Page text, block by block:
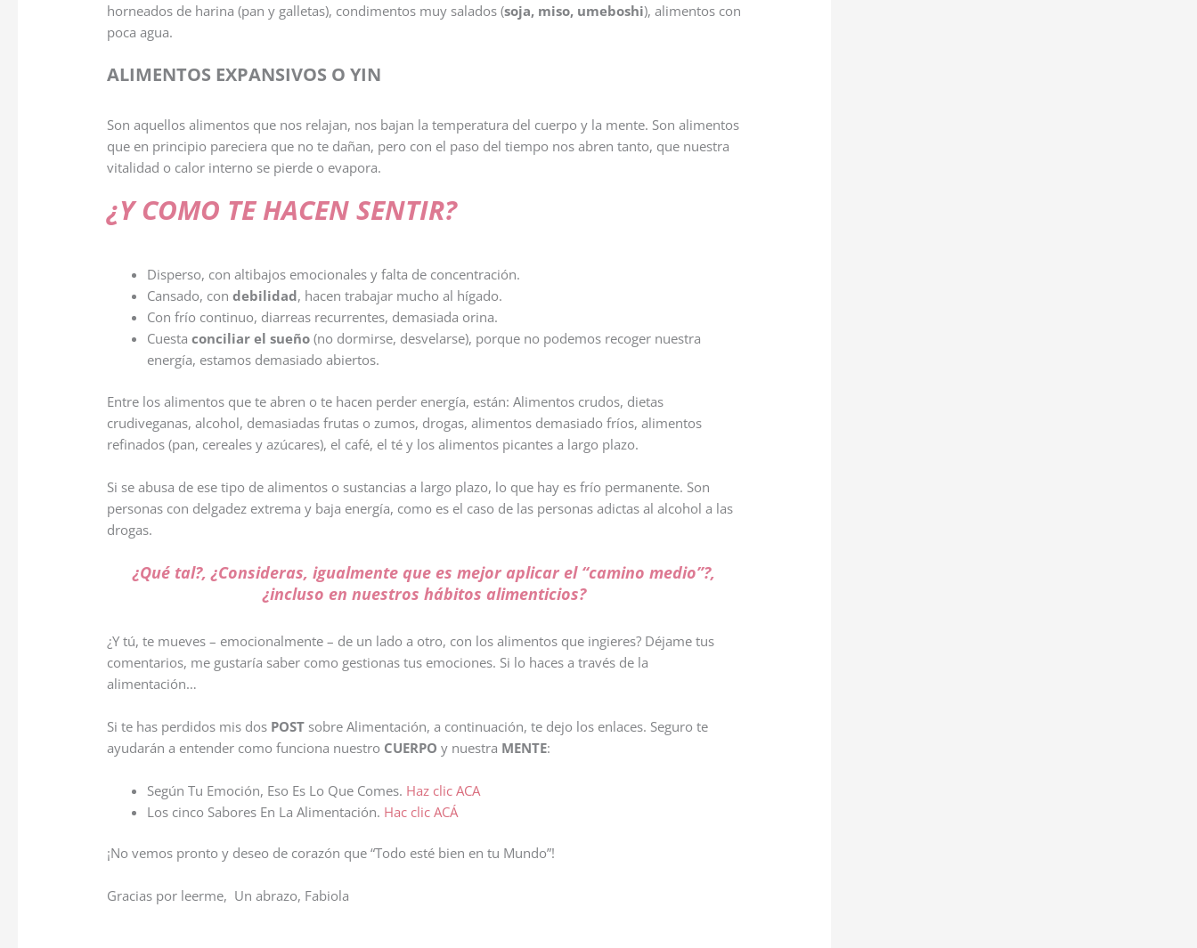
horneados de harina (pan y galletas), condimentos muy salados (soja, miso, umeboshi), alimentos con
poca agua.
ALIMENTOS EXPANSIVOS O YIN
Son aquellos alimentos que nos relajan, nos bajan la temperatura del cuerpo y la mente. Son alimentos
que en principio pareciera que no te dañan, pero con el paso del tiempo nos abren tanto, que nuestra
vitalidad o calor interno se pierde o evapora.
¿Y COMO TE HACEN SENTIR?
Disperso, con altibajos emocionales y falta de concentración.
Cansado, condebilidad, hacen trabajar mucho al hígado.
Con frío continuo, diarreas recurrentes, demasiada orina.
Cuestaconciliar el sueño (no dormirse, desvelarse), porque no podemos recoger nuestra
energía, estamos demasiado abiertos.
Entre los alimentos que te abren o te hacen perder energía, están: Alimentos crudos, dietas
crudiveganas, alcohol, demasiadas frutas o zumos, drogas, alimentos demasiado fríos, alimentos
refinados (pan, cereales y azúcares), el café, el té y los alimentos picantes a largo plazo.
Si se abusa de ese tipo de alimentos o sustancias a largo plazo, lo que hay es frío permanente. Son
personas con delgadez extrema y baja energía, como es el caso de las personas adictas al alcohol a las
drogas.
¿Qué tal?, ¿Consideras, igualmente que es mejor aplicar el “camino medio”?,
¿incluso en nuestros hábitos alimenticios?
¿Y tú, te mueves – emocionalmente – de un lado a otro, con los alimentos que ingieres? Déjame tus
comentarios, me gustaría saber como gestionas tus emociones. Si lo haces a través de la
alimentación…
Si te has perdidos mis dos POST sobre Alimentación, a continuación, te dejo los enlaces. Seguro te
ayudarán a entender como funciona nuestro CUERPO y nuestra MENTE:
Según Tu Emoción, Eso Es Lo Que Comes. Haz clic ACA
Los cinco Sabores En La Alimentación. Hac clic ACÁ
¡No vemos pronto y deseo de corazón que “Todo esté bien en tu Mundo”!
Gracias por leerme, Un abrazo, Fabiola